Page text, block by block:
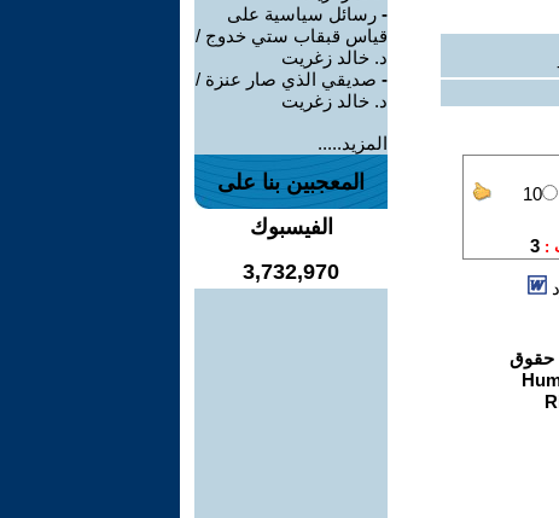
- رسائل سياسية على
قياس قبقاب ستي خدوج /
د. خالد زغريت
- صديقي الذي صار عنزة /
د. خالد زغريت
المزيد.....
المعجبين بنا على
الفيسبوك
3,732,970